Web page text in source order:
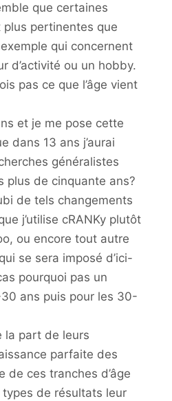
que certaines
pertinentes que
qui concernent
d’activité ou un hobby.
pas ce que l’âge vient
et je me pose cette
dans 13 ans j’aurai
généralistes
plus de cinquante ans?
de tels changements
j’utilise cRANKy plutôt
ou encore tout autre
se sera imposé d’ici-
pourquoi pas un
ans puis pour les 30-
la part de leurs
parfaite des
de ces tranches d’âge
de résultats leur